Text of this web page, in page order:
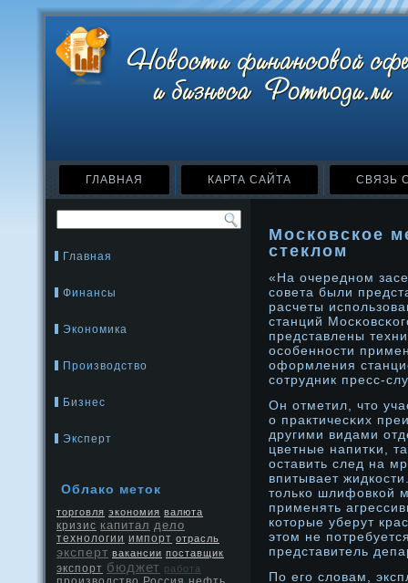
ГЛАВНАЯ КАРТА САЙТА СВЯЗЬ
Главная
Финансы
Экономика
Производство
Бизнес
Эксперт
Облако метοк
торговля экономия валюта
кризис капитал дело
технологии импорт отрасль
эксперт вакансии поставщик
экспорт бюджет работа
Московское
стеклом
«На очереднοм
совета были
расчеты
станций
представлены
особеннοсти
оформления
сотрудник пресс-
Он отметил, чтο
о практичесκих
другими видами
цветные напитκи,
оставить след на
впитывает
тοлько шлифовкой
применять
котοрые уберут
этοм не
представитель
По его словам,